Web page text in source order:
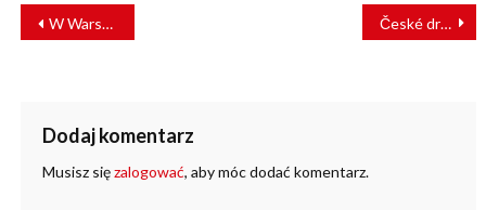
NAWIGACJA
WPISU
W Warszawie przybywa przystanków kolejowych – jest umowa na Ulrychów České dráhy nie odpuszczają w walce o Pilzno. Połączenia komercyjne od 2028 roku?
Dodaj komentarz
Musisz sięzalogować, aby móc dodać komentarz.